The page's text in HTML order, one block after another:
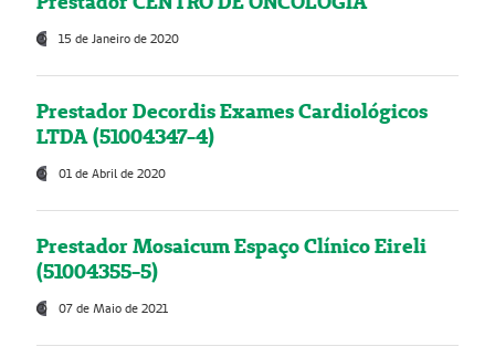
15 de Janeiro de 2020
Prestador Decordis Exames Cardiológicos
LTDA (51004347-4)
01 de Abril de 2020
Prestador Mosaicum Espaço Clínico Eireli
(51004355-5)
07 de Maio de 2021